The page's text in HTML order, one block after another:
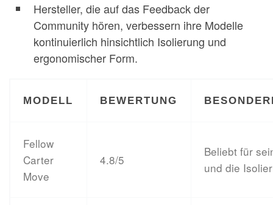
Hersteller, die auf das Feedback der
Community hören, verbessern ihre Modelle
kontinuierlich hinsichtlich Isolierung und
ergonomischer Form.
MODELL BEWERTUNG
Fellow
Carter
Move
4.8/5
Beliebt für
und die